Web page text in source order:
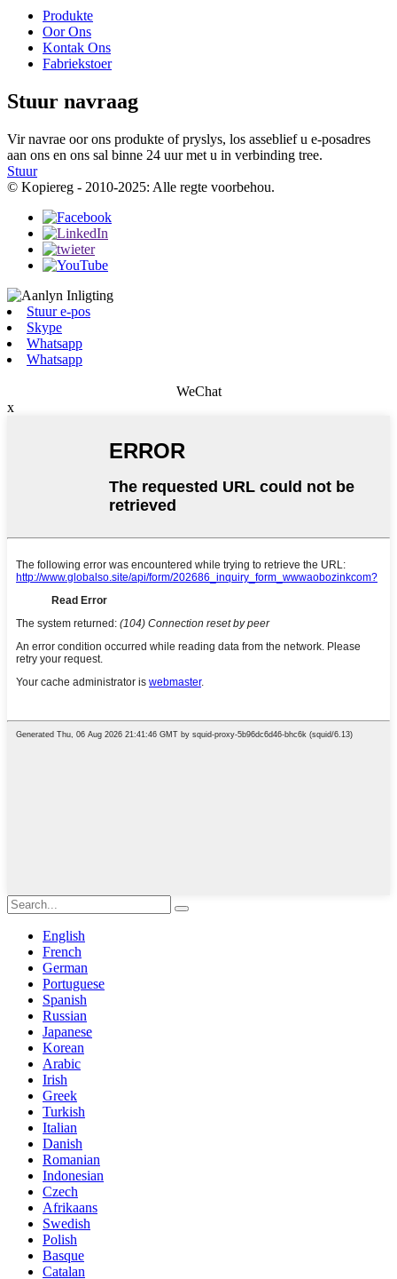
Produkte
Oor Ons
Kontak Ons
Fabriekstoer
Stuur navraag
Vir navrae oor ons produkte of pryslys, los asseblief u e-posadres
aan ons en ons sal binne 24 uur met u in verbinding tree.
Stuur
© Kopiereg - 2010-2025: Alle regte voorbehou.
Stuur e-pos
Skype
Whatsapp
Whatsapp
WeChat
x
English
French
German
Portuguese
Spanish
Russian
Japanese
Korean
Arabic
Irish
Greek
Turkish
Italian
Danish
Romanian
Indonesian
Czech
Afrikaans
Swedish
Polish
Basque
Catalan